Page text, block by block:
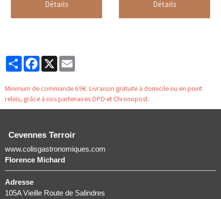
Détails Détails
PartagerFacebook
X
Minimum de commande 69€. Livraison gratuite à domicile ou en point
relais, grâce à nos partenaires DPD et Chronopost.
Cevennes Terroir
www.colisgastronomiques.com
Florence Michard
Adresse
105A Vieille Route de Salindres